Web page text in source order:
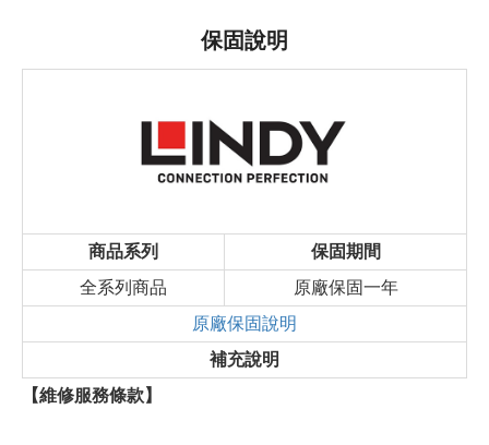
保固說明
商品系列
保固期間
全系列商品
原廠保固一年
原廠保固說明
補充說明
【維修服務條款】